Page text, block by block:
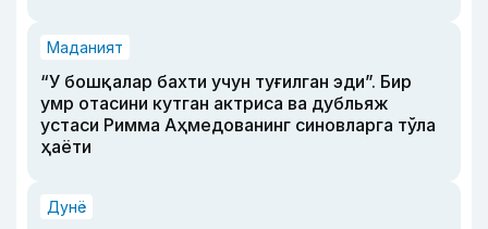
Маданият
“У бошқалар бахти учун туғилган эди”. Бир
умр отасини кутган актриса ва дубльяж
устаси Римма Аҳмедованинг синовларга тўла
ҳаёти
Дунё